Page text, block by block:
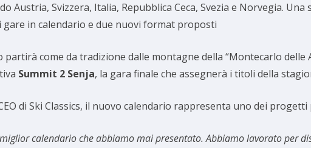
Austria, Svizzera, Italia, Repubblica Ceca, Svezia e Norvegia.
gare in calendario e due nuovi format proposti
come da tradizione dalle montagne della “Montecarlo delle
Summit 2 Senja, la gara finale che assegnerà i titoli della
di Ski Classics, il nuovo calendario rappresenta uno dei
calendario che abbiamo mai presentato. Abbiamo lavorato per